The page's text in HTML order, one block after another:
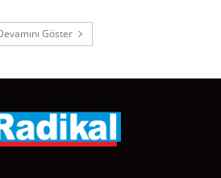
Göster